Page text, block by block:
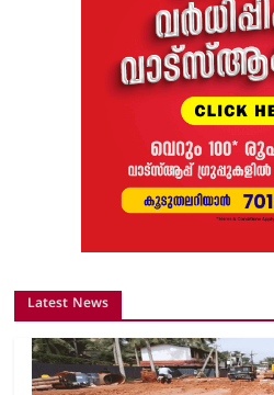
Latest News